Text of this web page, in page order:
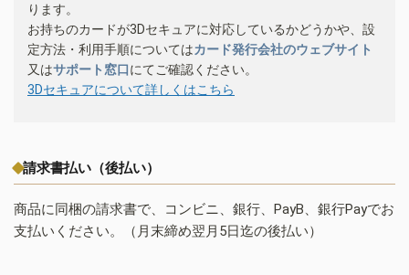
ります。
お持ちのカードが3Dセキュアに対応しているかどうかや、設
定方法・利用手順についてはカード発行会社のウェブサイト
又はサポート窓口にてご確認ください。
3Dセキュアについて詳しくはこちら
請求書払い（後払い）
商品に同梱の請求書で、コンビニ、銀行、PayB、銀行Payでお
支払いください。（月末締め翌月5日迄の後払い）